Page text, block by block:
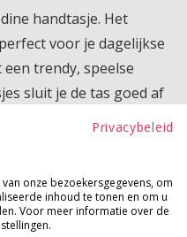
handtasje. Het
voor je dagelijkse
trendy, speelse
sluit je de tas goed af
zodat je hem
kunt dragen. Een
je overal mee naartoe
Privacybeleid
onze bezoekersgegevens, om
inhoud te tonen en om u
Voor meer informatie over de